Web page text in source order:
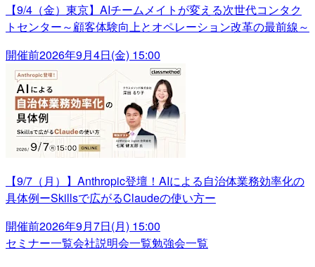
【9/4（金）東京】AIチームメイトが変える次世代コンタク
トセンター～顧客体験向上とオペレーション改革の最前線～
開催前2026年9月4日(金) 15:00
【9/7（月）】Anthropic登壇！AIによる自治体業務効率化の
具体例ーSkillsで広がるClaudeの使い方ー
開催前2026年9月7日(月) 15:00
セミナー一覧会社説明会一覧勉強会一覧